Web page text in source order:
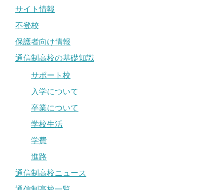
サイト情報
不登校
保護者向け情報
通信制高校の基礎知識
サポート校
入学について
卒業について
学校生活
学費
進路
通信制高校ニュース